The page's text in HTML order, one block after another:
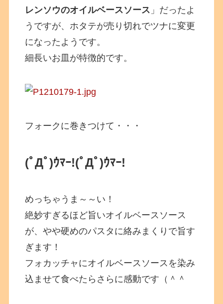
レンソウのオイルベースソース 」だったよ
うですが、ホタテが売り切れでツナに変更
になったようです。
細長いお皿が特徴的です。
フォークに巻きつけて・・・
(ﾟДﾟ)ｳﾏｰ!(ﾟДﾟ)ｳﾏｰ!
めっちゃうま～～い！
絶妙すぎるほど旨いオイルベースソース
が、やや硬めのパスタに絡みまくりで旨す
ぎます！
フォカッチャにオイルベースソースを染み
込ませて食べたらさらに感動です（＾＾